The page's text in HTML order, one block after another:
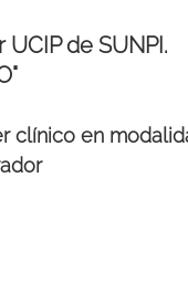
de SUNPI.
clínico en